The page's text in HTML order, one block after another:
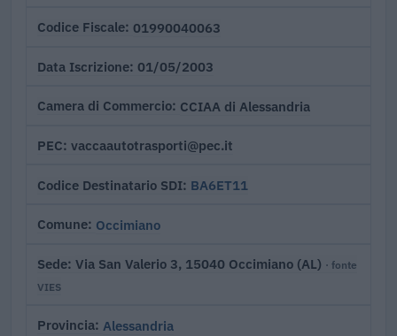
Codice Fiscale 01990040063
Data Iscrizione 01/05/2003
Camera di Commercio CCIAA di Alessandria
PEC vaccaautotrasporti@pec.it
Codice Destinatario SDI BA6ET11
Comune Occimiano
Sede Via San Valerio 3, 15040 Occimiano (AL) · fonte
VIES
Provincia Alessandria